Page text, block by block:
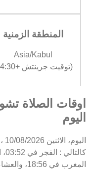
المنطقة الزمنية
Asia/Kabul
(توقيت جرينتش +04:30)
اوقات الصلاة
اليوم
المغرب في 18:56، والعشاء في 20:22.